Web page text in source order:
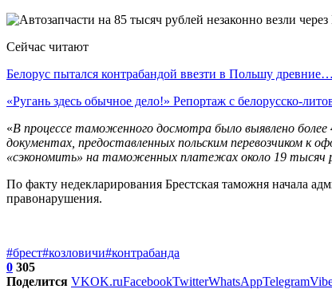
Сейчас читают
Белорус пытался контрабандой ввезти в Польшу древние…
«Ругань здесь обычное дело!» Репортаж с белорусско-
«В процессе таможенного досмотра было выявлено
документах, предоставленных польским перевозчиком к
«сэкономить» на таможенных платежах около 19 тысяч
По факту недекларирования Брестская таможня начала
правонарушения.
#брест#козловичи#контрабанда
0 305
Поделится VKOK.ruFacebookTwitterWhatsAppTelegram